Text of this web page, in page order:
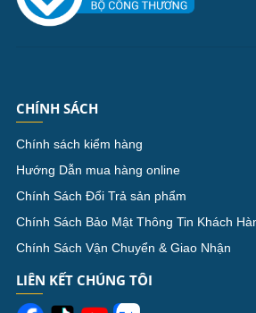
CHÍNH SÁCH
Chính sách kiểm hàng
Hướng Dẫn mua hàng online
Chính Sách Đổi Trả sản phẩm
Chính Sách Bảo Mật Thông Tin Khách
Chính Sách Vận Chuyển & Giao Nhận
LIÊN KẾT CHÚNG TÔI